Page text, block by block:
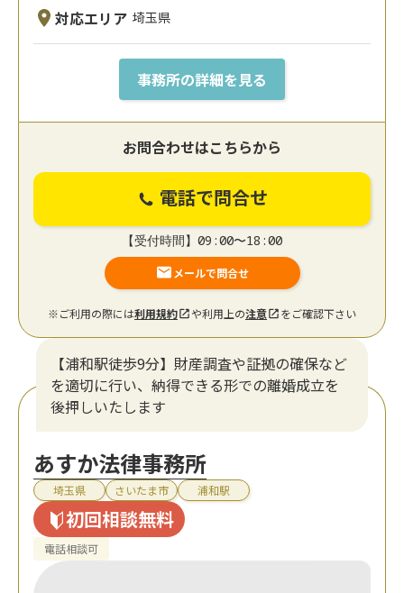
対応エリア 埼玉県
事務所の詳細を見る
お問合わせはこちらから
電話で問合せ
【受付時間】09:00〜18:00
メールで問合せ
※ご利用の際には利用規約 や利用上の注意 をご確認下さい
【浦和駅徒歩9分】財産調査や証拠の確保など
を適切に行い、納得できる形での離婚成立を
後押しいたします
あすか法律事務所
埼玉県 さいたま市 浦和駅
初回相談無料
電話相談可